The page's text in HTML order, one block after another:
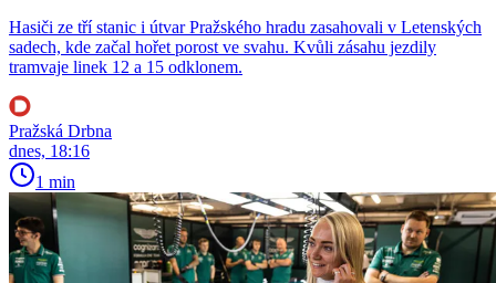
Hasiči ze tří stanic i útvar Pražského hradu zasahovali v Letenských
sadech, kde začal hořet porost ve svahu. Kvůli zásahu jezdily
tramvaje linek 12 a 15 odklonem.
Pražská Drbna
dnes, 18:16
1 min